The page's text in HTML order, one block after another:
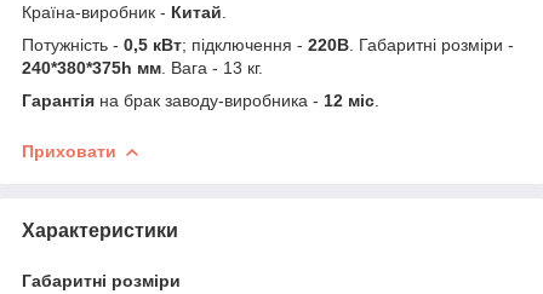
Країна-виробник - Китай
Потужність - 0,5 кВт; підключення - 220В . Габаритні розміри -
240*380*375h мм . Вага - 13 кг.
Гарантія на брак заводу-виробника - 12 міс
Приховати
Характеристики
Габаритні розміри